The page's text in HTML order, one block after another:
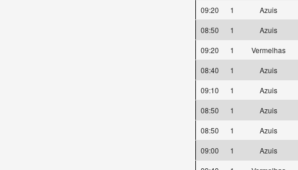
09:20
1 Azuis
08:50
1 Azuis
09:20
1 Vermelhas
08:40
1 Azuis
09:10
1 Azuis
08:50
1 Azuis
08:50
1 Azuis
09:00
1 Azuis